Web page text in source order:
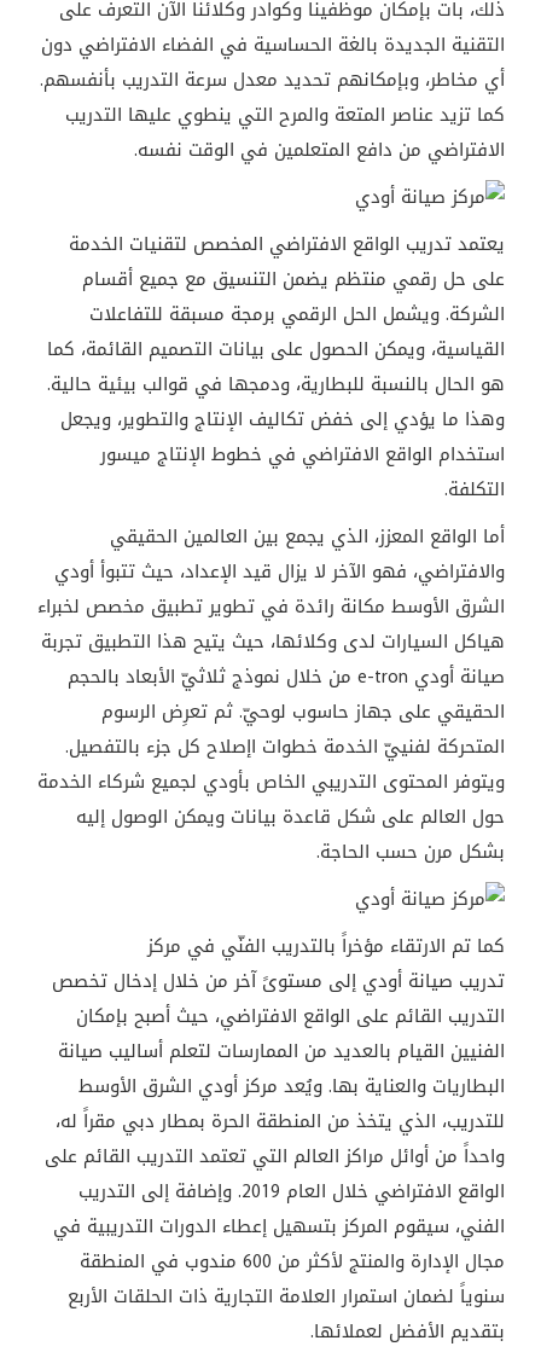
ذلك، بات بإمكان موظفينا وكوادروكلائنا الآن التعرف على
التقنية الجديدة بالغة الحساسية في الفضاء الافتراضي دون
أي مخاطر، وبإمكانهم تحديد معدل سرعة التدريب بأنفسهم.
كما تزيد عناصر المتعة والمرح التي ينطوي عليها التدريب
الافتراضي من دافع المتعلمين في الوقت نفسه.
يعتمدتدريب الواقع الافتراضي المخصص لتقنيات الخدمة
على حل رقمي منتظم يضمن التنسيق مع جميع أقسام
الشركة.ويشمل الحل الرقمي برمجة مسبقة للتفاعلات
القياسية، ويمكن الحصول على بيانات التصميم القائمة، كما
هو الحال بالنسبة للبطارية، ودمجها في قوالب بيئية حالية.
وهذا ما يؤدي إلى خفض تكاليف الإنتاجوالتطوير، ويجعل
استخدام الواقع الافتراضي في خطوط الإنتاج ميسور
التكلفة.
أما الواقع المعزز، الذي يجمع بين العالمين الحقيقي
والافتراضي، فهو الآخر لا يزال قيد الإعداد، حيث تتبوأأودي
الشرق الأوسط مكانة رائدة في تطويرتطبيق مخصص لخبراء
هياكل السيارات لدى وكلائها، حيث يتيح هذا التطبيق تجربة
صيانة أودي من خلال نموذجثلاثيّ الأبعاد بالحجم
الحقيقي على جهاز حاسوب لوحيّ.ثم تعرِض الرسوم
المتحركة لفنييّ الخدمة خطوات اإصلاح كل جزء بالتفصيل.
ويتوفر المحتوى التدريبي الخاص بأودي لجميع شركاء الخدمة
حول العالم على شكل قاعدة بيانات ويمكن الوصول إليه
بشكل مرن حسب الحاجة.
كما تم الارتقاء مؤخراً بالتدريب الفنّي في مركز
تدريب صيانة أودي إلى مستوىً آخر من خلال إدخال تخصص
التدريب القائم على الواقع الافتراضي، حيث أصبح بإمكان
الفنيين القيام بالعديد من الممارسات لتعلم أساليب صيانة
البطاريات والعناية بها.ويُعد مركزأودي الشرق الأوسط
للتدريب، الذي يتخذ من المنطقة الحرة بمطار دبي مقراً له،
واحداً من أوائل مراكز العالم التي تعتمد التدريب القائم على
الواقع الافتراضي خلال العام وإضافة إلى التدريب
الفني، سيقوم المركز بتسهيل إعطاء الدورات التدريبية في
مجال الإدارة والمنتج لأكثر من مندوب في المنطقة
سنوياً لضمان استمرار العلامة التجارية ذات الحلقات الأربع
بتقديم الأفضل لعملائها.